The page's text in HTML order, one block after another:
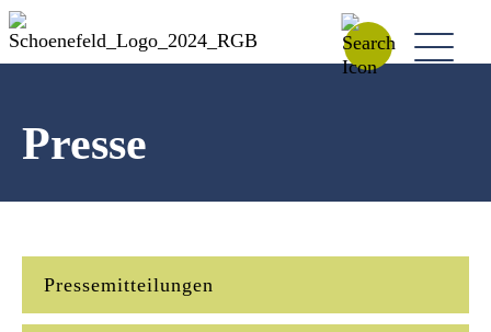
Presse
Pressemitteilungen